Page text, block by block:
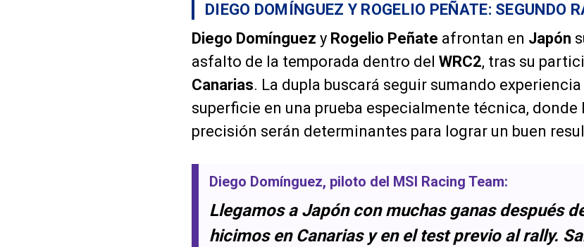
DIEGO DOMÍNGUEZ Y ROGELIO PEÑATE: SEGUNDO
Diego Domínguez y Rogelio Peñate afrontan en Japón
asfalto de la temporada dentro del WRC2, tras su
Canarias. La dupla buscará seguir sumando
superficie en una prueba especialmente técnica, donde
precisión serán determinantes para lograr un buen
Diego Domínguez, piloto del MSI Racing Team:
Llegamos a Japón con muchas ganas después
hicimos en Canarias y en el test previo al rally.